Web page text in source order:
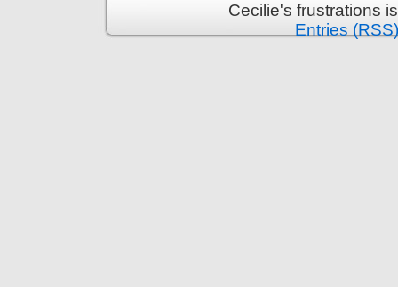
Cecilie's frustrations
Entries (RSS)